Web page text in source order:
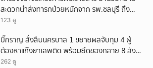
สะดวกนำส่งทารกป่วยหนักจาก รพ.ชลบุรี ถึง
รพ.ศิริราช
123 ดู
บิ๊กราญ สั่งสืบนครบาล 1 ขยายผลจับกุม 4 ผู้
ต้องหาแก๊งยาเสพติด พร้อมยึดของกลาย 8 ลัง
ส่งผ่านขนส่งเอกชนเข้า กทม.
262 ดู